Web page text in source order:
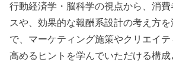
行動経済学・脳科学の視点から、消
スや、効果的な報酬系設計の考え方
で、マーケティング施策やクリエイ
高めるヒントを学んでいただける構